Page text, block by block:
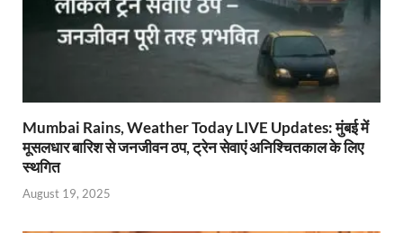
Mumbai Rains, Weather Today LIVE Updates: मुंबई में
मूसलधार बारिश से जनजीवन ठप, ट्रेन सेवाएं अनिश्चितकाल के लिए
स्थगित
August 19, 2025